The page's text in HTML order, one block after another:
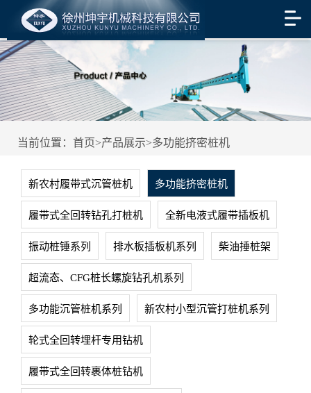
当前位置： 首页>产品展示>多功能挤密桩机
新农村履带式沉管桩机 多功能挤密桩机
履带式全回转钻孔打桩机 全新电液式履带插板机
振动桩锤系列 排水板插板机系列 柴油捶桩架
超流态、CFG桩长螺旋钻孔机系列
多功能沉管桩机系列 新农村小型沉管打桩机系列
轮式全回转埋杆专用钻机
履带式全回转裹体桩钻机